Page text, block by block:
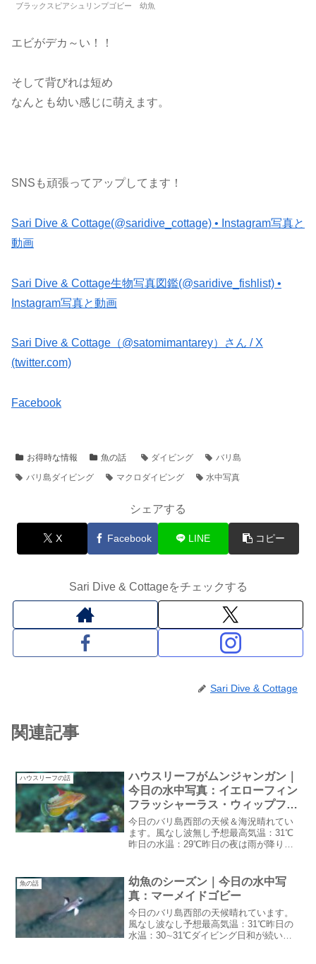
ブラックスピアシュリンプゴビー 幼魚
エビがデカ～い！！
そして背びれは短め
なんとも幼い感じに萌えます。
SNSも頑張ってアップしてます！
Sari Dive & Cottage(@saridive_cottage) • Instagram写真と
動画
Sari Dive & Cottage生物写真図鑑(@saridive_fishlist) •
Instagram写真と動画
Sari Dive & Cottage（@satomimantarey）さん / X
(twitter.com)
Facebook
お得時な情報 魚の話 ダイビング
バリ島
バリ島ダイビング
マクロダイビング 水中写真
シェアする
X Facebook LINE コピー
Sari Dive & Cottageをチェックする
Sari Dive & Cottage
関連記事
ハウスリーフの話
ハウスリーフがムンジャンガン｜
今日の水中写真：イエローフィン
フラッシャーラス・ウィップフィ
ンラス
今日のバリ島西部の天候＆海況晴れてい
ます。風なし波無し予想最高気温：31℃
昨日の水温：29℃昨日の夜は雨が降りま
のハウスリーフはムンジャンガン並みに
綺麗でした昨日までも...
魚の話
幼魚のシーズン｜今日の水中写
真：マーメイドゴビー
今日のバリ島西部の天候晴れています。
風なし波なし予想最高気温：31℃昨日の
水温：30∼31℃ダイビング日和が続いて